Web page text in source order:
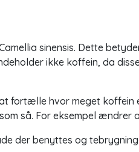
sinensis. Dette
ikke koffein, da
fortælle hvor meget koffein
så. For eksempel ændrer
der benyttes og